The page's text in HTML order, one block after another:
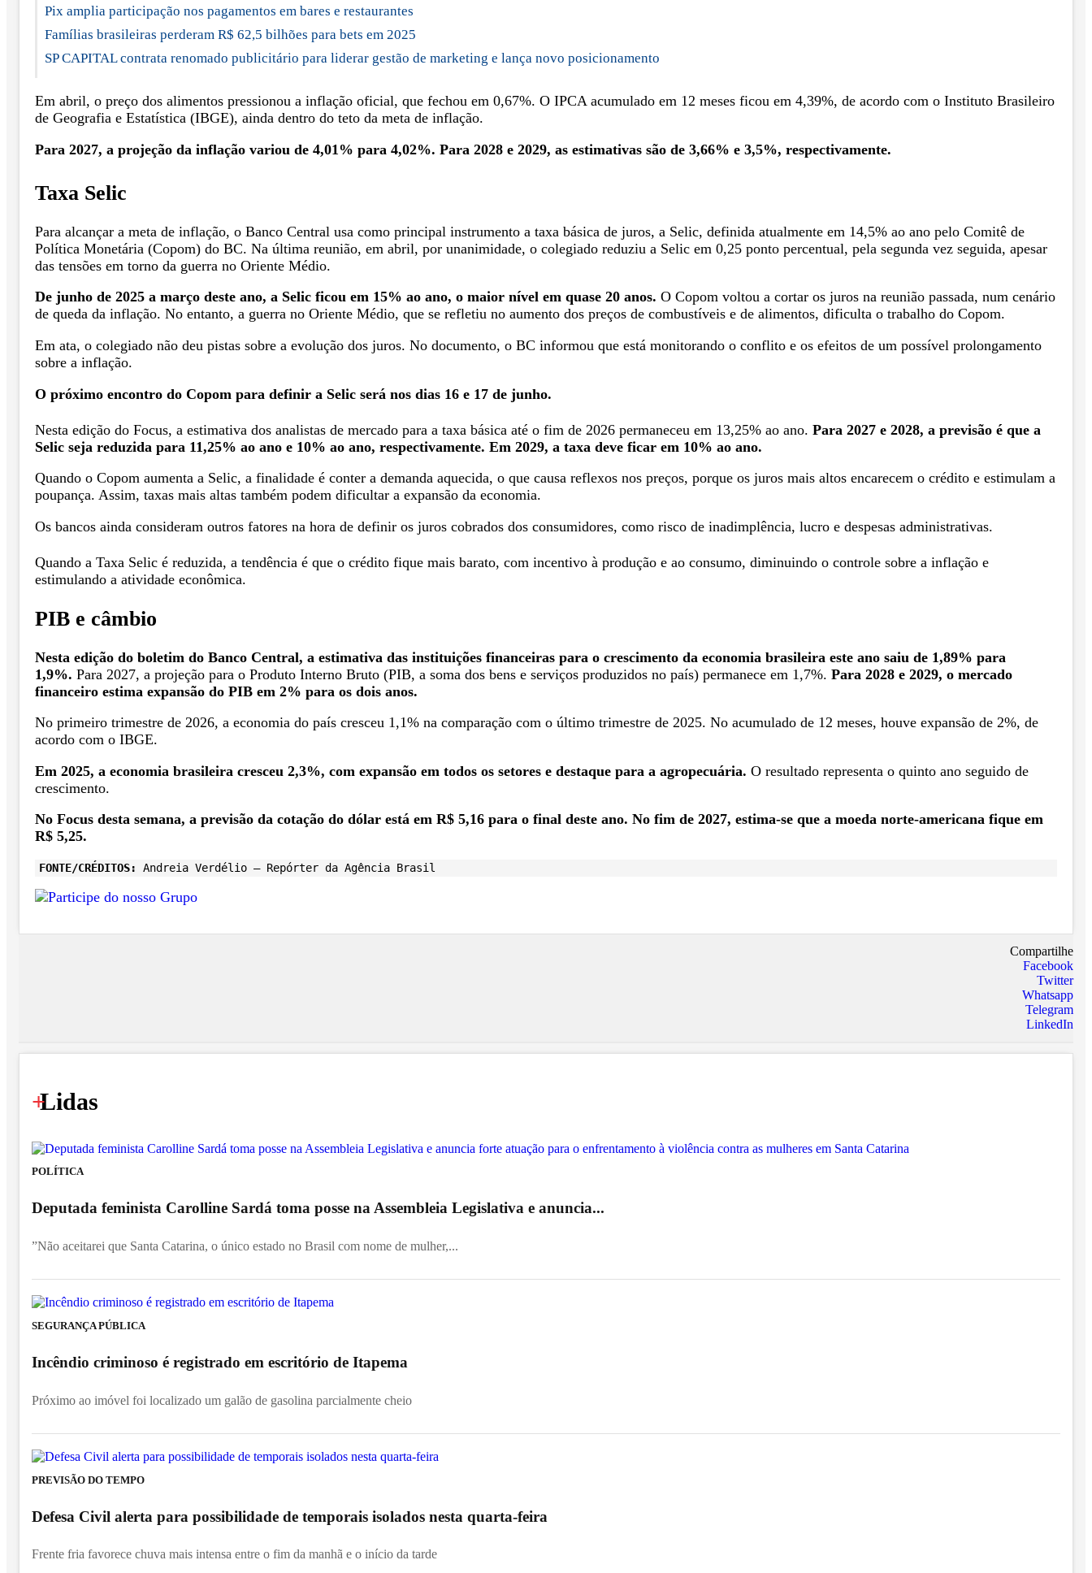
Pix amplia participação nos pagamentos em bares e restaurantes
Famílias brasileiras perderam R$ 62,5 bilhões para bets em 2025
SP CAPITAL contrata renomado publicitário para liderar gestão de marketing e lança novo posicionamento
Em abril, o preço dos alimentos pressionou a inflação oficial, que fechou em 0,67%. O IPCA acumulado em 12 meses ficou em 4,39%, de acordo com o Instituto Brasileiro
de Geografia e Estatística (IBGE), ainda dentro do teto da meta de inflação.
Para 2027, a projeção da inflação variou de 4,01% para 4,02%. Para 2028 e 2029, as estimativas são de 3,66% e 3,5%, respectivamente.
Taxa Selic
Para alcançar a meta de inflação, o Banco Central usa como principal instrumento a taxa básica de juros, a Selic, definida atualmente em 14,5% ao ano pelo Comitê de
Política Monetária (Copom) do BC. Na última reunião, em abril, por unanimidade, o colegiado reduziu a Selic em 0,25 ponto percentual, pela segunda vez seguida, apesar
das tensões em torno da guerra no Oriente Médio.
De junho de 2025 a março deste ano, a Selic ficou em 15% ao ano, o maior nível em quase 20 anos. O Copom voltou a cortar os juros na reunião passada, num cenário
de queda da inflação. No entanto, a guerra no Oriente Médio, que se refletiu no aumento dos preços de combustíveis e de alimentos, dificulta o trabalho do Copom.
Em ata, o colegiado não deu pistas sobre a evolução dos juros. No documento, o BC informou que está monitorando o conflito e os efeitos de um possível prolongamento
sobre a inflação.
O próximo encontro do Copom para definir a Selic será nos dias 16 e 17 de junho.
Nesta edição do Focus, a estimativa dos analistas de mercado para a taxa básica até o fim de 2026 permaneceu em 13,25% ao ano. Para 2027 e 2028, a previsão é que a
Selic seja reduzida para 11,25% ao ano e 10% ao ano, respectivamente. Em 2029, a taxa deve ficar em 10% ao ano.
Quando o Copom aumenta a Selic, a finalidade é conter a demanda aquecida, o que causa reflexos nos preços, porque os juros mais altos encarecem o crédito e estimulam a
poupança. Assim, taxas mais altas também podem dificultar a expansão da economia.
Os bancos ainda consideram outros fatores na hora de definir os juros cobrados dos consumidores, como risco de inadimplência, lucro e despesas administrativas.
Quando a Taxa Selic é reduzida, a tendência é que o crédito fique mais barato, com incentivo à produção e ao consumo, diminuindo o controle sobre a inflação e
estimulando a atividade econômica.
PIB e câmbio
Nesta edição do boletim do Banco Central, a estimativa das instituições financeiras para o crescimento da economia brasileira este ano saiu de 1,89% para
1,9%. Para 2027, a projeção para o Produto Interno Bruto (PIB, a soma dos bens e serviços produzidos no país) permanece em 1,7%. Para 2028 e 2029, o mercado
financeiro estima expansão do PIB em 2% para os dois anos.
No primeiro trimestre de 2026, a economia do país cresceu ​1,1% na comparação com o último trimestre de 2025. No acumulado de 12 meses, houve expansão de 2%, de
acordo com o IBGE.
Em 2025, a economia brasileira cresceu 2,3%, com expansão em todos os setores e destaque para a agropecuária. O resultado representa o quinto ano seguido de
crescimento.
No Focus desta semana, a previsão da cotação do dólar está em R$ 5,16 para o final deste ano. No fim de 2027, estima-se que a moeda norte-americana fique em
R$ 5,25.
FONTE/CRÉDITOS: Andreia Verdélio – Repórter da Agência Brasil
Compartilhe
Facebook
Twitter
Whatsapp
Telegram
LinkedIn
+
Lidas
POLÍTICA
Deputada feminista Carolline Sardá toma posse na Assembleia Legislativa e anuncia...
”Não aceitarei que Santa Catarina, o único estado no Brasil com nome de mulher,...
SEGURANÇA PÚBLICA
Incêndio criminoso é registrado em escritório de Itapema
Próximo ao imóvel foi localizado um galão de gasolina parcialmente cheio
PREVISÃO DO TEMPO
Defesa Civil alerta para possibilidade de temporais isolados nesta quarta-feira
Frente fria favorece chuva mais intensa entre o fim da manhã e o início da tarde